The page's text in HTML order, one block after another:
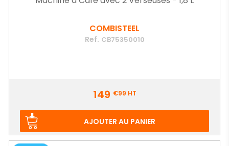
COMBISTEEL
Ref. CB75350010
149 €99 HT
AJOUTER AU PANIER